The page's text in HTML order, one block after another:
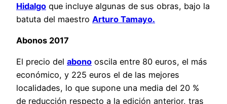
Hidalgo que incluye algunas de sus obras, bajo la
batuta del maestro Arturo Tamayo.
Abonos 2017
El precio del abono oscila entre 80 euros, el más
económico, y 225 euros el de las mejores
localidades, lo que supone una media del 20 %
de reducción respecto a la edición anterior, tras